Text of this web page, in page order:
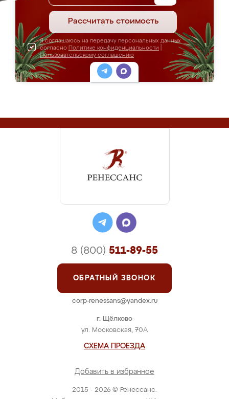
Рассчитать стоимость
Я соглашаюсь на передачу персональных данных
согласно Политике конфиденциальности
Пользовательскому соглашению
2015 - 2026 © Ренессанс.
г. Щёлково
ул. Московская, 70А
СХЕМА ПРОЕЗДА
Добавить в избранное
8 (800) 511-89-55
ОБРАТНЫЙ ЗВОНОК
corp-renessans@yandex.ru